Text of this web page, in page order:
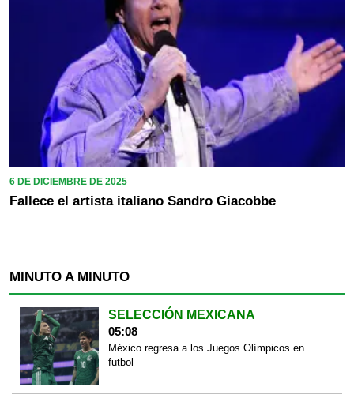
6 DE DICIEMBRE DE 2025
Fallece el artista italiano Sandro Giacobbe
MINUTO A MINUTO
SELECCIÓN MEXICANA
05:08
México regresa a los Juegos Olímpicos en
futbol